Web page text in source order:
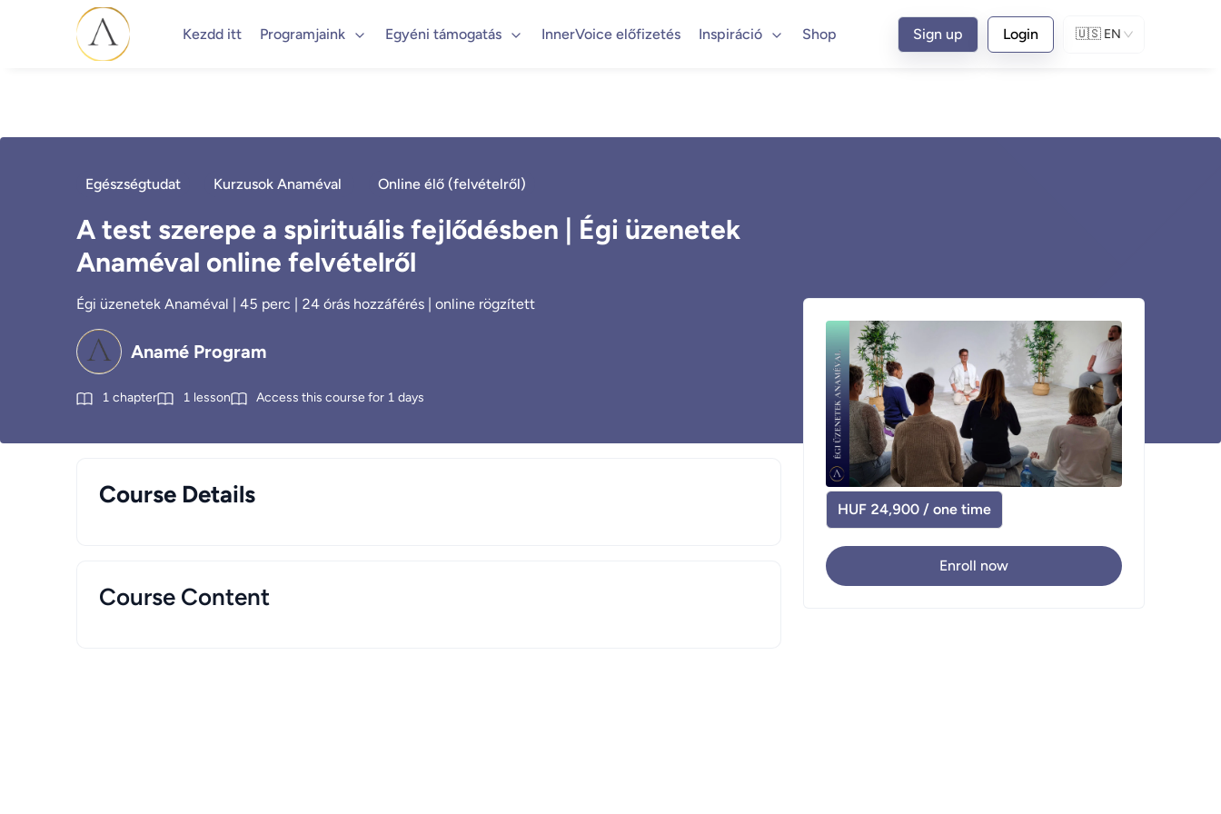
Kezdd itt Programjaink Egyéni támogatás InnerVoice előfizetés Inspiráció Shop Sign up Login 🇺🇸 EN
Egészségtudat Kurzusok Anaméval Online élő (felvételről)
A test szerepe a spirituális fejlődésben | Égi üzenetek
Anaméval online felvételről
Égi üzenetek Anaméval | 45 perc | 24 órás hozzáférés | online rögzített
Anamé Program
1 chapter 1 lesson Access this course for 1 days
Course Details
Course Content
HUF 24,900 / one time
Enroll now